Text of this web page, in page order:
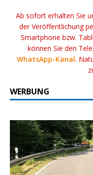
Ab sofort erhalten Sie
der Veröffentlichung
Smartphone bzw.
können Sie den
WhatsApp-Kanal.
WERBUNG